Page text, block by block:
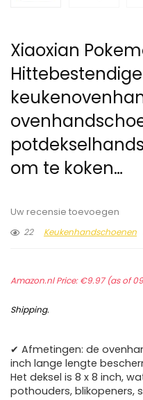
Xiaoxian
Hittebestendige
om te koken…
Uw recensie toevoegen
22
Keukenhandschoenen
Amazon.nl Price:€9.97(as of
Shipping.
✔ Afmetingen: de
inch lange lengte
Het deksel is 8 x 8 inch,
pothouders, blikopeners,